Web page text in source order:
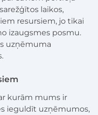
laikos,
resursiem, jo tikai
izaugsmes posmu.
uzņēmuma
kurām mums ir
ieguldīt uzņēmumos,